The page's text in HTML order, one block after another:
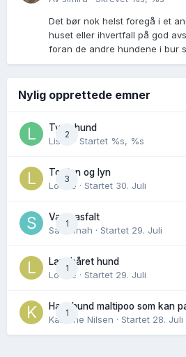
Det bør nok helst foregå i et
huset eller ihvertfall på god
foran de andre hundene i bur
Nylig opprettede emner
2
Tynn hund
Lisen · Startet %s, %s
3
Torden og lyn
Lovise · Startet 30. Juli
1
Varm asfalt
Savannah · Startet 29. Juli
1
Langhåret hund
Lovise · Startet 29. Juli
1
Hannhund maltipoo som kan
Karoline Nilsen · Startet 28. Juli